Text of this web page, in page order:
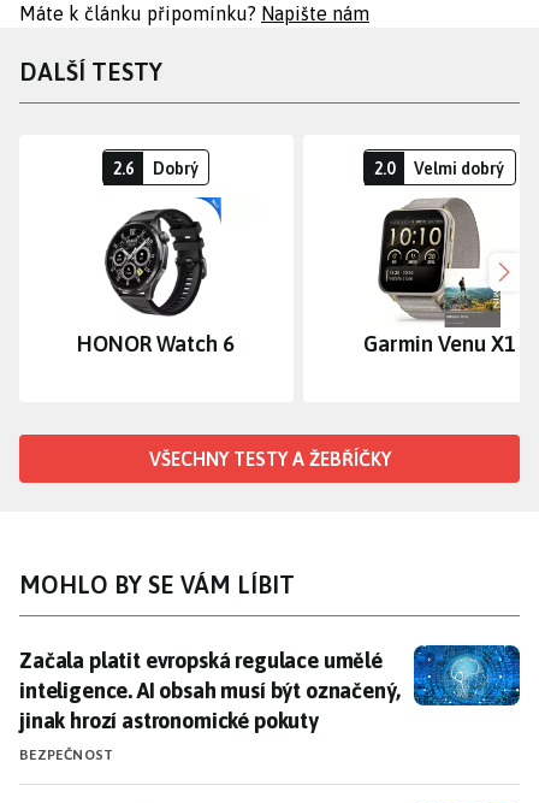
Máte k článku připomínku? Napište nám
DALŠÍ TESTY
2.6 Dobrý
HONOR Watch 6
2.0 Velmi dobrý
Garmin Venu X1
VŠECHNY TESTY A ŽEBŘÍČKY
MOHLO BY SE VÁM LÍBIT
Začala platit evropská regulace umělé inteligence.
Začala platit evropská regulace umělé
inteligence. AI obsah musí být označený,
jinak hrozí astronomické pokuty
BEZPEČNOST